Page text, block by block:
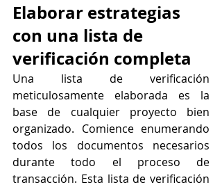
Elaborar estrategias
con una lista de
verificación completa
Una lista de verificación
meticulosamente elaborada es la
base de cualquier proyecto bien
organizado. Comience enumerando
todos los documentos necesarios
durante todo el proceso de
transacción. Esta lista de verificación